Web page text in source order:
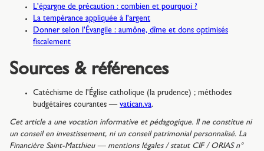
L'épargne de précaution : combien et pourquoi ?
La tempérance appliquée à l'argent
Donner selon l'Évangile : aumône, dîme et dons optimisés
fiscalement
Sources & références
Catéchisme de l'Église catholique (la prudence) ; méthodes
budgétaires courantes — vatican.va.
Cet article a une vocation informative et pédagogique. Il ne constitue ni
un conseil en investissement, ni un conseil patrimonial personnalisé. La
Financière Saint-Matthieu — mentions légales / statut CIF / ORIAS n°